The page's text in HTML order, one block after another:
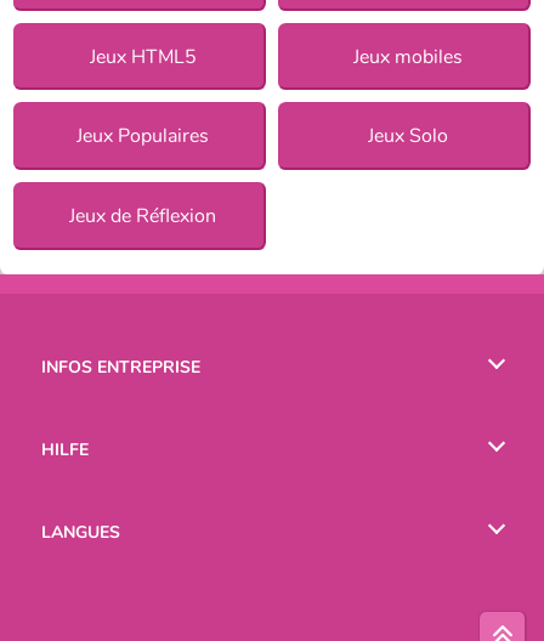
Jeux HTML5 Jeux mobiles
Jeux Populaires Jeux Solo
Jeux de Réflexion
INFOS ENTREPRISE
HILFE
LANGUES